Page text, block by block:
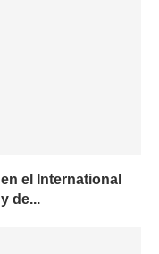
el International
de...